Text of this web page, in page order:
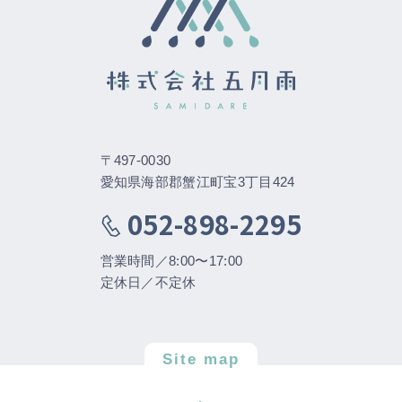
〒497-0030
愛知県海部郡蟹江町宝3丁目424
052-898-2295
営業時間／8:00〜17:00
定休日／不定休
Site map